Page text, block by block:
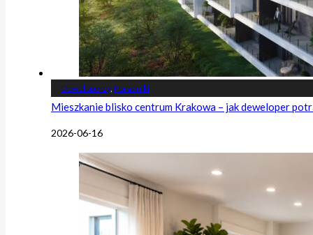
Deweloperzy, Poradniki
Mieszkanie blisko centrum Krakowa – jak deweloper
2026-06-16